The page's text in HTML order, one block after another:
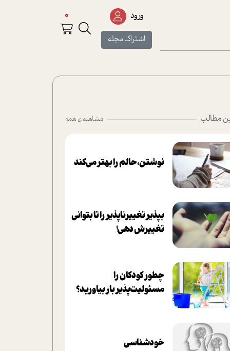
ورود
اشتراک مجله
0
مطالب مشاهده ی همه
نوشتن، حالم را بهتر می‌کند
بپذير تغييرناپذير را تا بتواني
تغييرش دهي!‏
چطور کودکان را
مسئولیت‌پذیر بار بیاورید؟
خودشناسی